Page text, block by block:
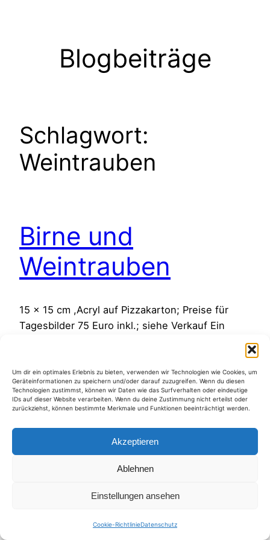
Um dir ein optimales Erlebnis zu bieten, verwenden wir Technologien wie Cookies, um
Geräteinformationen zu speichern und/oder darauf zuzugreifen. Wenn du diesen
Technologien zustimmst, können wir Daten wie das Surfverhalten oder eindeutige
IDs auf dieser Website verarbeiten. Wenn du deine Zustimmung nicht erteilst oder
zurückziehst, können bestimmte Merkmale und Funktionen beeinträchtigt werden.
Akzeptieren
Ablehnen
Einstellungen ansehen
Cookie-RichtlinieDatenschutz
Blogbeiträge
Schlagwort:
Weintrauben
Birne und
Weintrauben
15 x 15 cm ,Acryl auf Pizzakarton; Preise für
Tagesbilder 75 Euro inkl.; siehe Verkauf Ein
15. Dezember 2011